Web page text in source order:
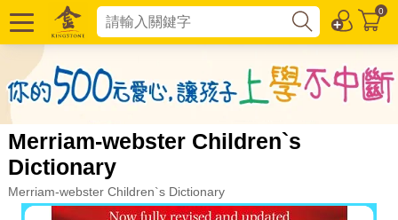
0
Merriam-webster Children`s
Dictionary
Merriam-webster Children`s Dictionary